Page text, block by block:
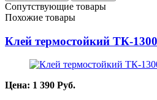
Сопутствующие товары
Похожие товары
Клей термостойкий ТК-
Цена: 1 390 Руб.